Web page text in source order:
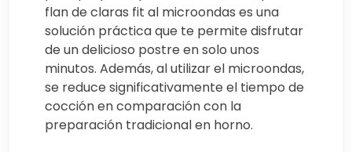
flan de claras fit al microondas es una
solución práctica que te permite disfrutar
de un delicioso postre en solo unos
minutos. Además, al utilizar el microondas,
se reduce significativamente el tiempo de
cocción en comparación con la
preparación tradicional en horno.